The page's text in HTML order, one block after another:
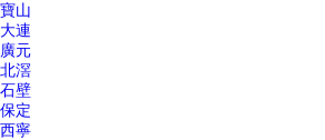
寶山
大連
廣元
北滘
石壁
保定
西寧